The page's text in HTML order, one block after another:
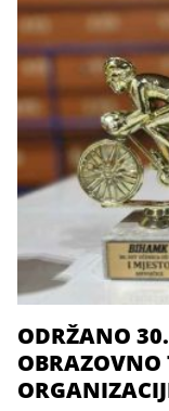
ODRŽANO
OBRAZOVNO